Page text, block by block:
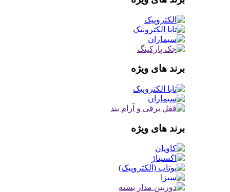
برند های ویژه
برند های ویژه